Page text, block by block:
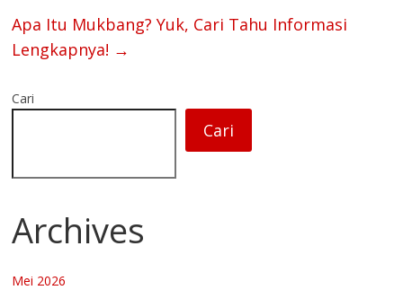
Apa Itu Mukbang? Yuk, Cari Tahu Informasi
Lengkapnya! →
Cari
Cari
Archives
Mei 2026